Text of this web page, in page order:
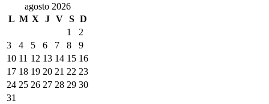
agosto 2026
L M X J V S D
1
2
3
4 5 6 7 8
9
10 11 12 13 14 15 16
17 18 19 20 21 22 23
24 25 26 27 28 29 30
31